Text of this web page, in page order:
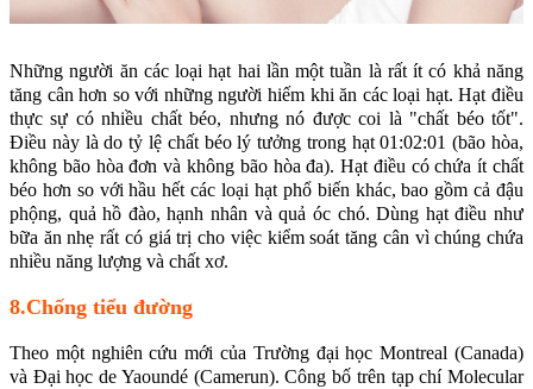
Những người ăn các loại hạt hai lần một tuần là rất ít có khả năng
tăng cân hơn so với những người hiếm khi ăn các loại hạt. Hạt điều
thực sự có nhiều chất béo, nhưng nó được coi là "chất béo tốt".
Điều này là do tỷ lệ chất béo lý tưởng trong hạt 01:02:01 (bão hòa,
không bão hòa đơn và không bão hòa đa). Hạt điều có chứa ít chất
béo hơn so với hầu hết các loại hạt phổ biến khác, bao gồm cả đậu
phộng, quả hồ đào, hạnh nhân và quả óc chó. Dùng hạt điều như
bữa ăn nhẹ rất có giá trị cho việc kiểm soát tăng cân vì chúng chứa
nhiều năng lượng và chất xơ.
8.Chống tiểu đường
Theo một nghiên cứu mới của Trường đại học Montreal (Canada)
và Đại học de Yaoundé (Camerun). Công bố trên tạp chí Molecular